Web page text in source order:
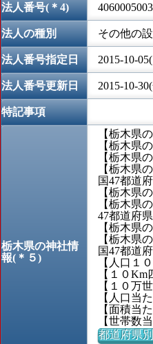
法人番号(＊4)
法人の種別 その他の
法人番号指定日 2015-10-
法人番号更新日 2015-10-
特記事項
栃木県の神社情
報(＊５)
【栃木県
【栃木県
【栃木県
【栃木県
国47都道
【栃木県
【栃木県
47都道府
【栃木県
【栃木県
国47都道
【人口１
【１０
【１０万
【人口当
【面積当
【世帯数
都道府県